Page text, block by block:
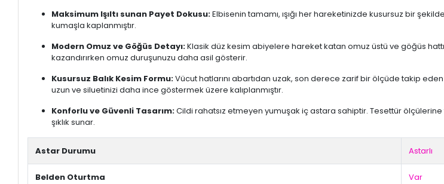
Maksimum Işıltı sunan Payet Dokusu:Elbisenin tamamı, ışığı her hareketinizde kusursuz bir
kumaşla kaplanmıştır.
Modern Omuz ve Göğüs Detayı:Klasik düz kesim abiyelere hareket katan omuz üstü ve göğüs
kazandırırken omuz duruşunuzu daha asil gösterir.
Kusursuz Balık Kesim Formu:Vücut hatlarını abartıdan uzak, son derece zarif bir ölçüde takip
uzun ve siluetinizi daha ince göstermek üzere kalıplanmıştır.
Konforlu ve Güvenli Tasarım:Cildi rahatsız etmeyen yumuşak iç astara sahiptir. Tesettür
şıklık sunar.
Astar Durumu Astarlı
Belden Oturtma Var